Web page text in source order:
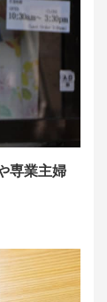
専業主婦